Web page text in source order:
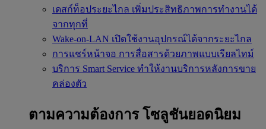
เดสก์ท็อประยะไกล เพิ่มประสิทธิภาพการทำงานได้
จากทุกที่
Wake-on-LAN เปิดใช้งานอุปกรณ์ได้จากระยะไกล
การแชร์หน้าจอ การสื่อสารด้วยภาพแบบเรียลไทม์
บริการ Smart Service ทำให้งานบริการหลังการขาย
คล่องตัว
ตามความต้องการ โซลูชันยอดนิยม